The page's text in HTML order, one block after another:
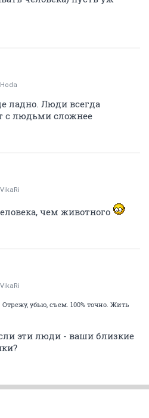
Hoda
ладно. Люди всегда
с людьми сложнее
VikaRi
чем животного
VikaRi
убью, съем. 100% точно. Жить
эти люди - ваши близкие